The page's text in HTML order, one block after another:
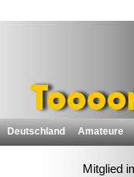
Deutschland Amateure